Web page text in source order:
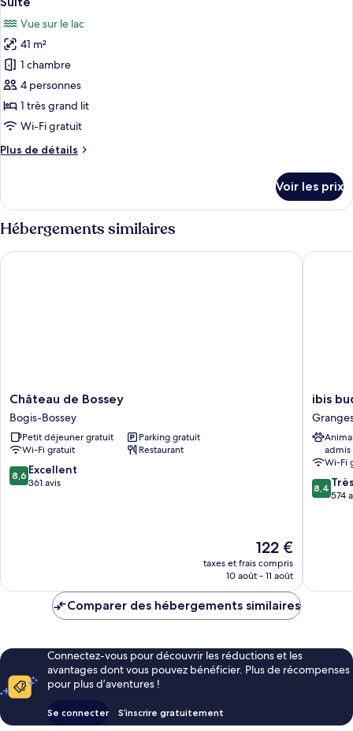
Solo
room
toutes
les
photos
pour
ce
type
de
chambre :
Suite
Vue sur le lac
41 m²
1 chambre
4 personnes
1 très grand lit
Wi-Fi gratuit
Plus de détails
Plus
le
type
de
chambre
Suite
Voir les prix
Hébergements similaires
Château
de
Bossey
Bogis-
Bossey
Château de Bossey
Bogis-Bossey
Petit déjeuner gratuit
Parking gratuit
Wi-Fi gratuit
Restaurant
8.6
sur
8,6 Excellent
361 avis
Le
nouveau
prix
de
122 €
taxes et frais compris
10 août - 11 août
Château de Bossey
ibis
budget
Fribourg
Paccot
ibis
admis
Wi-Fi
8.4
sur
8,4
574
ibis
Comparer des hébergements similaires
Connectez-vous pour découvrir les réductions et les
avantages dont vous pouvez bénéficier. Plus de récompenses
pour plus d’aventures !
Se connecter S’inscrire gratuitement